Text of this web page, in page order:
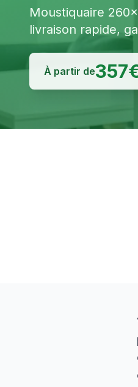
Moustiquaire
livraison rapide,
À partir de357